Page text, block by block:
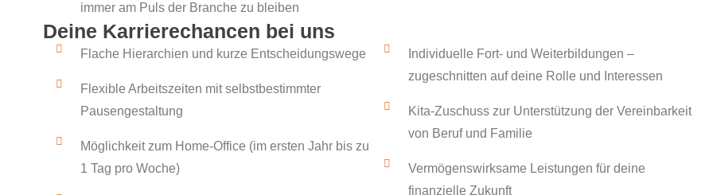
immer am Puls der Branche zu bleiben
Deine Karrierechancen bei uns
Flache Hierarchien und kurze Entscheidungswege
Flexible Arbeitszeiten mit selbstbestimmter
Pausengestaltung
Möglichkeit zum Home-Office (im ersten Jahr bis zu
1 Tag pro Woche)
Individuelle Fort- und Weiterbildungen –
zugeschnitten auf deine Rolle und Interessen
Kita-Zuschuss zur Unterstützung der Vereinbarkeit
von Beruf und Familie
Vermögenswirksame Leistungen für deine
finanzielle Zukunft